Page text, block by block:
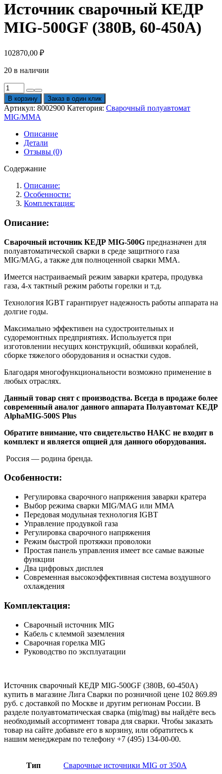
Источник сварочный КЕДР
MIG-500GF (380В, 60-450А)
102870,00 ₽
20 в наличии
Количество
товара
Источник
сварочный
КЕДР
MIG-
500GF
(380В,
450А)
В корзину Заказ в один клик
Артикул: 8002900 Категория: Сварочный полуавтомат
MIG/MMA
Описание
Детали
Отзывы (0)
Содержание
Описание:
Особенности:
Комплектация:
Описание:
Сварочный источник КЕДР MIG-500G предназначен для
полуавтоматической сварки в среде защитного газа
MIG/MAG, а также для полноценной сварки MMA.
Имеется настраиваемый режим заварки кратера, продувка
газа, 4-х тактный режим работы горелки и т.д.
Технология IGBT гарантирует надежность работы аппарата на
долгие годы.
Максимально эффективен на судостроительных и
судоремонтных предприятиях. Используется при
изготовлении несущих конструкций, обшивки кораблей,
сборке тяжелого оборудования и оснастки судов.
Благодаря многофункциональности возможно применение в
любых отраслях.
Данный товар снят с производства. Всегда в продаже более
современный аналог данного аппарата Полуавтомат КЕДР
AlphaMIG-500S Plus
Обратите внимание, что свидетельство НАКС не входит в
комплект и является опцией для данного оборудования.
Россия — родина бренда.
Особенности:
Регулировка сварочного напряжения заварки кратера
Выбор режима сварки MIG/MAG или MMA
Передовая модульная технология IGBT
Управление продувкой газа
Регулировка сварочного напряжения
Режим быстрой протяжки проволоки
Простая панель управления имеет все самые важные
функции
Два цифровых дисплея
Современная высокоэффективная система воздушного
охлаждения
Комплектация:
Сварочный источник MIG
Кабель с клеммой заземления
Сварочная горелка MIG
Руководство по эксплуатации
Источник сварочный КЕДР MIG-500GF (380В, 60-450А)
купить в магазине Лига Сварки по розничной цене 102 869.89
руб. с доставкой по Москве и другим регионам России. В
разделе полуавтоматическая сварка (mig/mag) вы найдёте весь
необходимый ассортимент товара для сварки. Чтобы заказать
товар на сайте добавьте его в корзину, или обратитесь к
нашим менеджерам по телефону +7 (495) 134-00-00.
Тип Сварочные источники MIG от 350А